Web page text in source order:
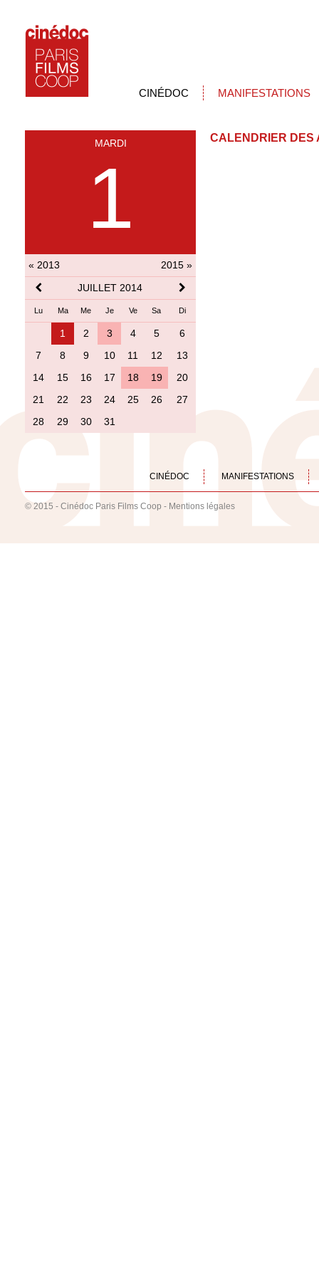
CINÉDOC MANIFESTATIONS
MARDI
1
« 2013
2015 »
JUILLET 2014
Lu Ma Me Je Ve Sa Di
1 2 3 4 5
6
7
8 9 10 11 12
13
14
15 16 17 18 19
20
21
22 23 24 25 26
27
28
29 30 31
CALENDRIER DES
CINÉDOC MANIFESTATIONS
© 2015 - Cinédoc Paris Films Coop - Mentions légales